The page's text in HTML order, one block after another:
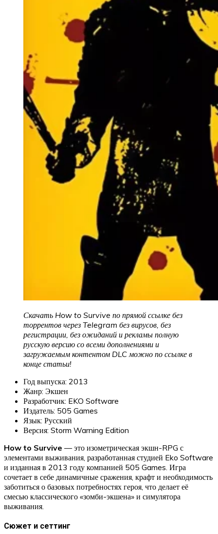
Скачать How to Survive по прямой ссылке без
торрентов через Telegram без вирусов, без
регистрации, без ожиданий и рекламы полную
русскую версию со всеми дополнениями и
загружаемым контентом DLC можно по ссылке в
конце статьи!
Год выпуска: 2013
Жанр: Экшен
Разработчик: EKO Software
Издатель: 505 Games
Язык: Русский
Версия: Storm Warning Edition
How to Survive — это изометрическая экшн-RPG с
элементами выживания, разработанная студией Eko Software
и изданная в 2013 году компанией 505 Games. Игра
сочетает в себе динамичные сражения, крафт и необходимость
заботиться о базовых потребностях героя, что делает её
смесью классического «зомби-экшена» и симулятора
выживания.
Сюжет и сеттинг